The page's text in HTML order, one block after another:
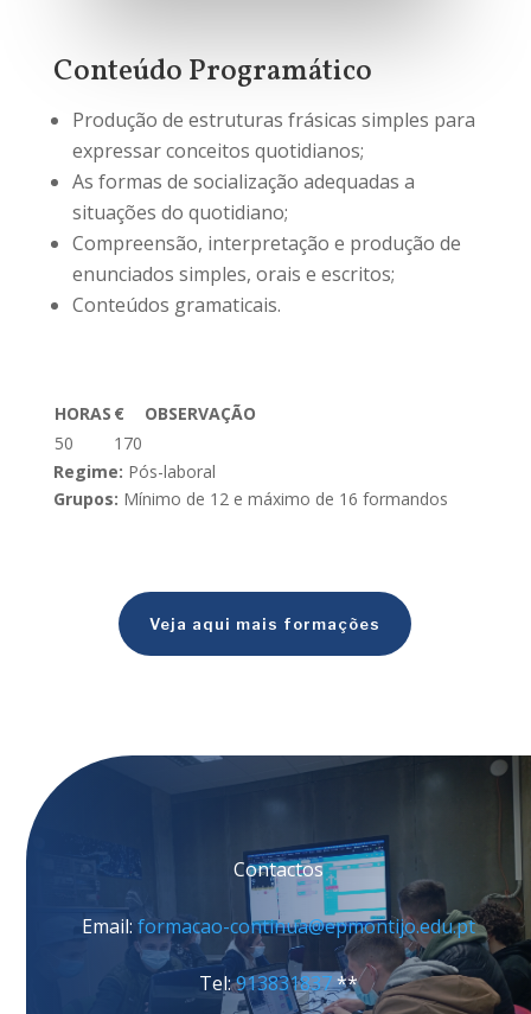
Conteúdo Programático
Produção de estruturas frásicas simples para
expressar conceitos quotidianos;
As formas de socialização adequadas a
situações do quotidiano;
Compreensão, interpretação e produção de
enunciados simples, orais e escritos;
Conteúdos gramaticais.
HORAS €
OBSERVAÇÃO
50
170
Regime: Pós-laboral
Grupos: Mínimo de 12 e máximo de 16 formandos
Veja aqui mais formações
Contactos
Email:formacao-continua@epmontijo.edu.pt
Tel:913831837**